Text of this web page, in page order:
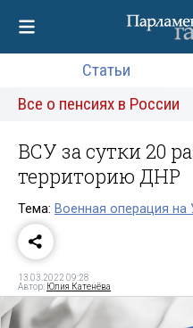
Статьи
Все о пенсиях в России
ВСУ за сутки 20
территорию ДНР
Тема: Военная операция на
13.03.2022 09:28
Автор: Юлия Катенёва